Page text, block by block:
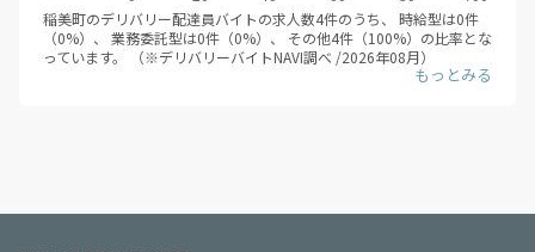
移しています。（※デリバリーバイトNAVI調べ /2026年08月）
デリバリー配達員バイトの応募/登録するにあたって、時給目安は大き
な判断軸になるかと思います。平均時給が伸びているエリアにて、積
稲美町のデリバリー配達員バイトの求人数4件のうち、 時給型は0件
（0%）、 業務委託型は0件（0%）、 その他4件（100%）の比率とな
っています。 （※デリバリーバイトNAVI調べ /2026年08月）
前述の通り、時給型と業務委託型（成果報酬型）にはそれぞれメリッ